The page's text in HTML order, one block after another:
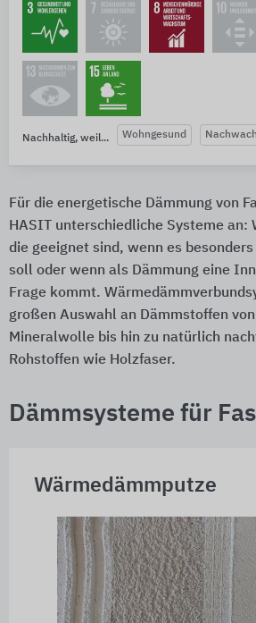
Nachhaltig, weil... Wohngesund
Für die energetische Dämmung von
HASIT unterschiedliche Systeme an:
die geeignet sind, wenn es
soll oder wenn als Dämmung eine
Frage kommt.
großen Auswahl an Dämmstoffen
Mineralwolle bis hin zu natürlich
Rohstoffen wie Holzfaser.
Dämmsysteme für
Wärmedämmputze